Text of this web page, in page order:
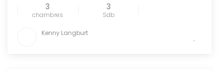
3
chambres
3
Sdb
Kenny Langburt